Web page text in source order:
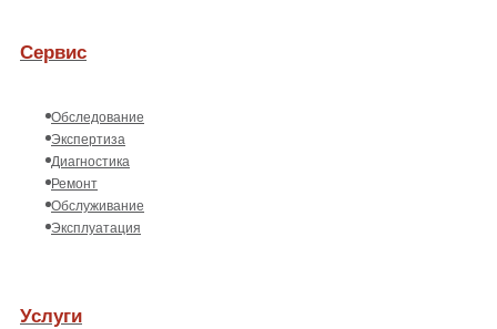
Сервис
Обследование
Экспертиза
Диагностика
Ремонт
Обслуживание
Эксплуатация
Услуги